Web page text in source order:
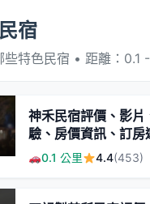
宿
些特色民宿 • 距離：0.1
神禾民宿評價、影片
驗、房價資訊、訂房
里山山景與溫馨服務
0.1 公里 4.4(453)